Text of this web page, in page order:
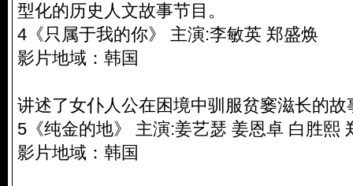
型化的历史人文故事节目。
4《只属于我的你》 主演:李敏英 郑盛焕
影片地域：韩国
讲述了女仆人公在困境中驯服贫窭滋长的故
5《纯金的地》 主演:姜艺瑟 姜恩卓 白胜熙
影片地域：韩国